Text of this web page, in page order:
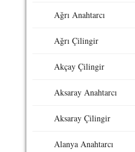
Ağrı Anahtarcı
Ağrı Çilingir
Akçay Çilingir
Aksaray Anahtarcı
Aksaray Çilingir
Alanya Anahtarcı